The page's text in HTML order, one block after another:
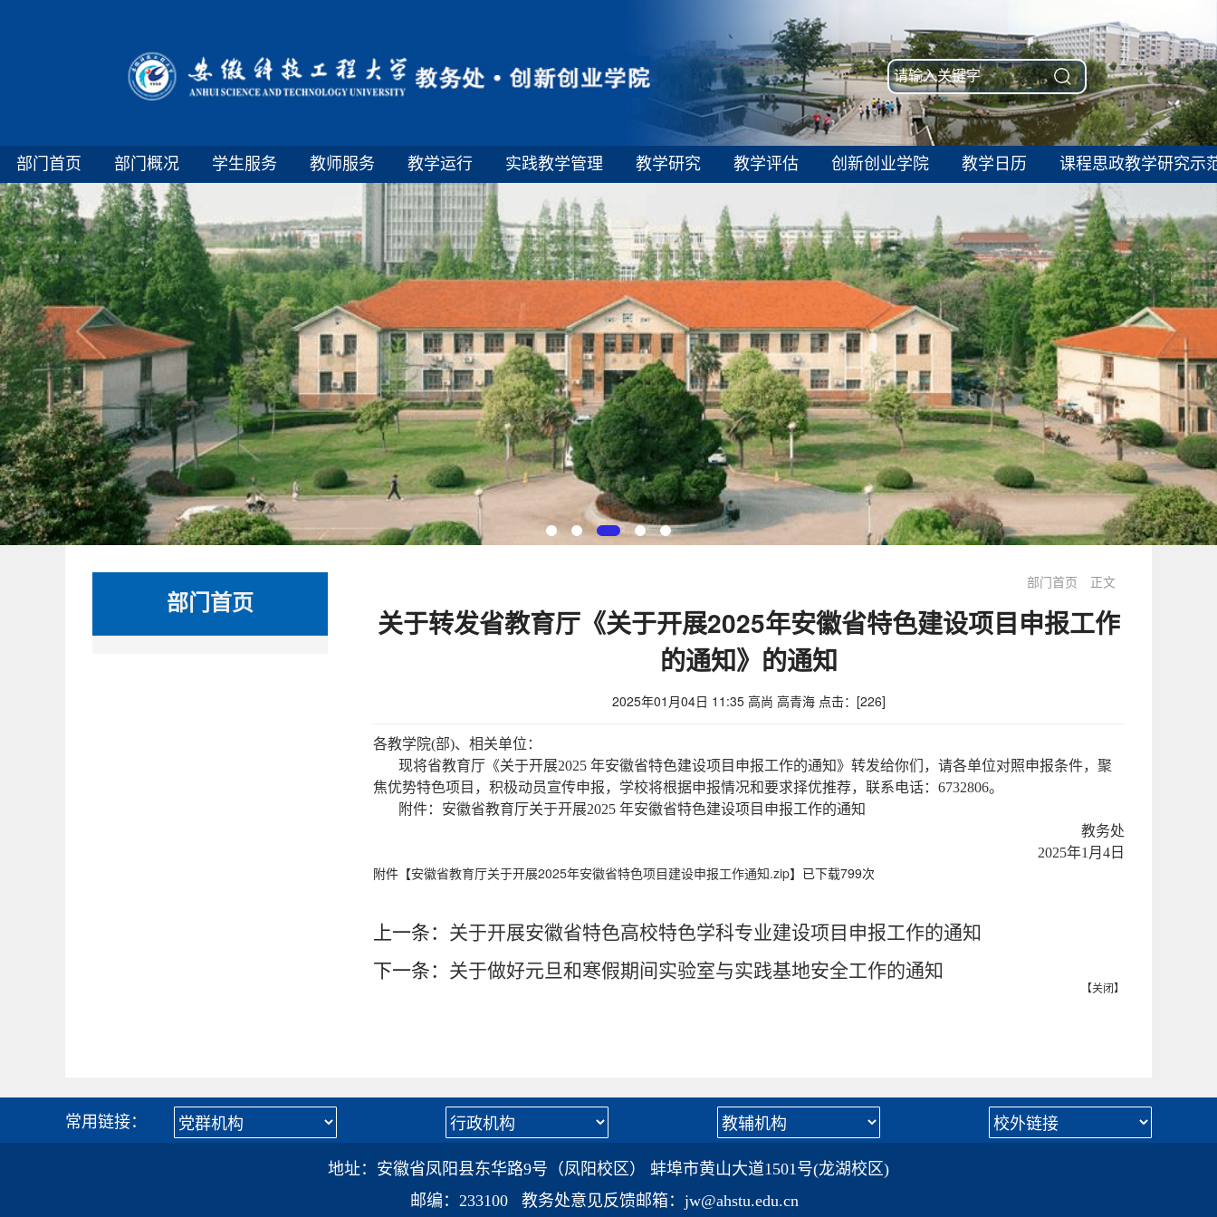
部门首页 部门概况 学生服务 教师服务 教学运行 实践教学管理 教学研究 教学评估 创新创业学院 教学日历 课程思政教学研究示
部门首页
部门首页 正文
关于转发省教育厅《关于开展2025年安徽省特色建设项目申报工作
的通知》的通知
2025年01月04日 11:35 高尚 高青海 点击：[226]
各教学院(部)、相关单位：
现将省教育厅《关于开展2025 年安徽省特色建设项目申报工作的通知》转发给你们，请各单位对照申报条件，聚
焦优势特色项目，积极动员宣传申报，学校将根据申报情况和要求择优推荐，联系电话：6732806。
附件：安徽省教育厅关于开展2025 年安徽省特色建设项目申报工作的通知
教务处
2025年1月4日
附件【安徽省教育厅关于开展2025年安徽省特色项目建设申报工作通知.zip】已下载799次
上一条： 关于开展安徽省特色高校特色学科专业建设项目申报工作的通知
下一条： 关于做好元旦和寒假期间实验室与实践基地安全工作的通知
【关闭 】
常用链接：
地址：安徽省凤阳县东华路9号（凤阳校区） 蚌埠市黄山大道1501号(龙湖校区)
邮编：233100 教务处意见反馈邮箱：jw@ahstu.edu.cn